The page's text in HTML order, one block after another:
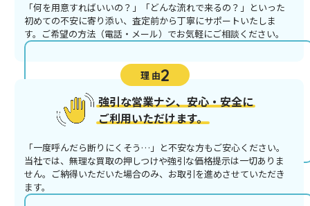
「何を用意すればいいの？」「どんな流れで来るの？」といった
初めての不安に寄り添い、査定前から丁寧にサポートいたしま
す。ご希望の方法（電話・メール）でお気軽にご相談ください。
理 由2
強引な営業ナシ、安心・安全に
ご利用いただけます。
「一度呼んだら断りにくそう…」と不安な方もご安心ください。
当社では、無理な買取の押しつけや強引な価格提示は一切ありま
せん。ご納得いただいた場合のみ、お取引を進めさせていただき
ます。